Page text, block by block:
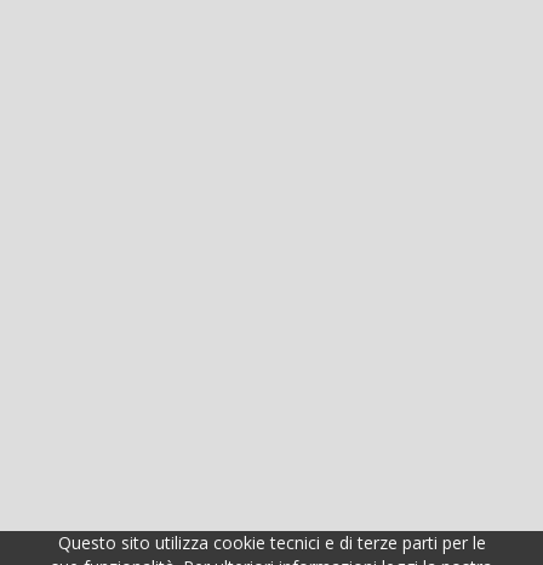
Questo sito utilizza cookie tecnici e di terze parti per le